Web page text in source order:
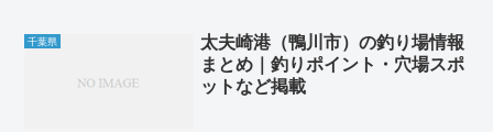
千葉県
太夫崎港（鴨川市）の釣り場情報
まとめ｜釣りポイント・穴場スポ
ットなど掲載